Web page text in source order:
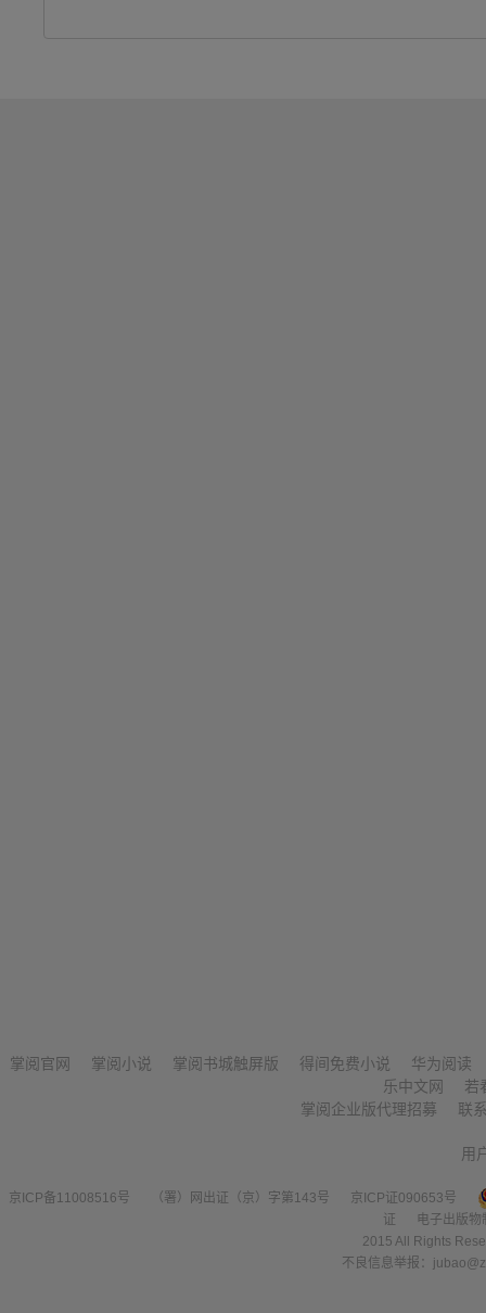
掌阅官网 掌阅小说 掌阅书城触屏版 得间免费小说
华为阅读
乐中文网
若
掌阅企业版代理招募
联
用
京ICP备11008516号 （署）网出证（京）字第143号
京ICP证090653号
证
电子出版
2015 All Rights
不良信息举报：